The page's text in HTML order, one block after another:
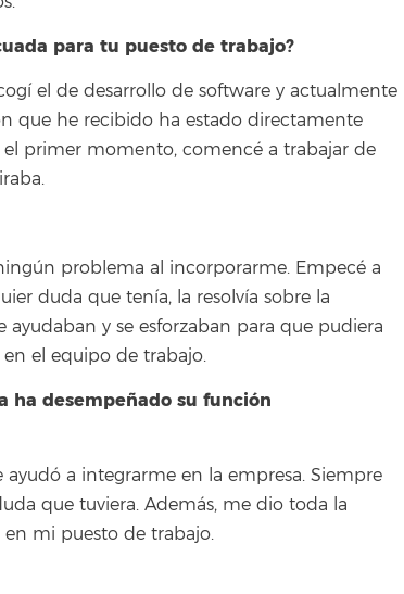
para tu puesto de trabajo?
el de desarrollo de software y actualmente
que he recibido ha estado directamente
primer momento, comencé a trabajar de
problema al incorporarme. Empecé a
duda que tenía, la resolvía sobre la
y se esforzaban para que pudiera
el equipo de trabajo.
ha desempeñado su función
a integrarme en la empresa. Siempre
que tuviera. Además, me dio toda la
en mi puesto de trabajo.